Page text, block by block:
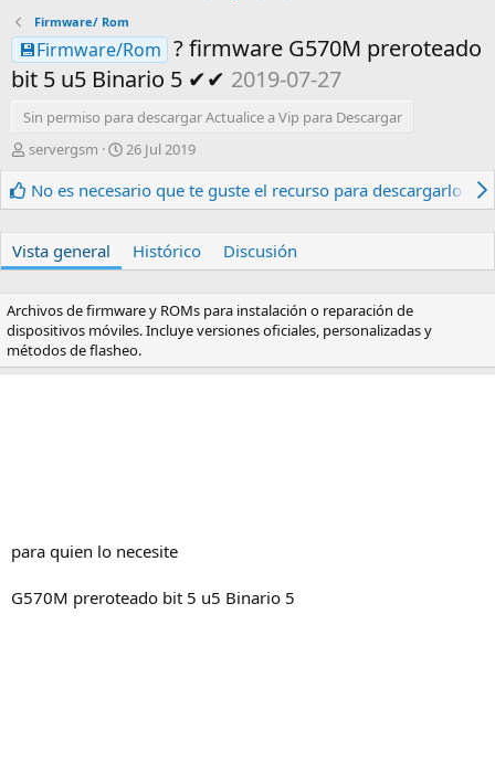
Firmware/ Rom
💾Firmware/Rom ? firmware G570M preroteado
bit 5 u5 Binario 5 ✔✔ 2019-07-27
Sin permiso para descargar Actualice a Vip para Descargar
A
t
o
servergsm
F
c
h
e
r
e
a
c
26 Jul 2019
No es necesario que te guste el recurso para descargarlo.
Vista general Histórico Discusión
Archivos de firmware y ROMs para instalación o reparación de
dispositivos móviles. Incluye versiones oficiales, personalizadas y
métodos de flasheo.
para quien lo necesite
G570M preroteado bit 5 u5 Binario 5